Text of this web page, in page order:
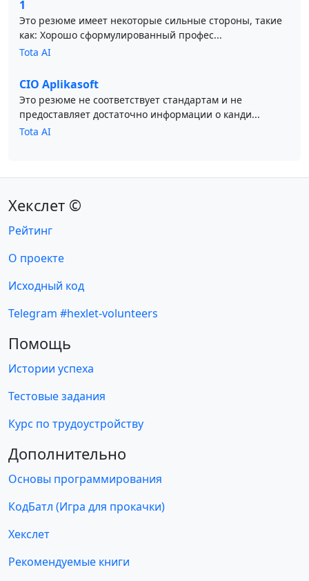
1
Это резюме имеет некоторые сильные стороны, такие
как: Хорошо сформулированный профес...
Tota AI
CIO Aplikasoft
Это резюме не соответствует стандартам и не
предоставляет достаточно информации о канди...
Tota AI
Хекслет ©
Рейтинг
О проекте
Исходный код
Telegram #hexlet-volunteers
Помощь
Истории успеха
Тестовые задания
Курс по трудоустройству
Дополнительно
Основы программирования
КодБатл (Игра для прокачки)
Хекслет
Рекомендуемые книги